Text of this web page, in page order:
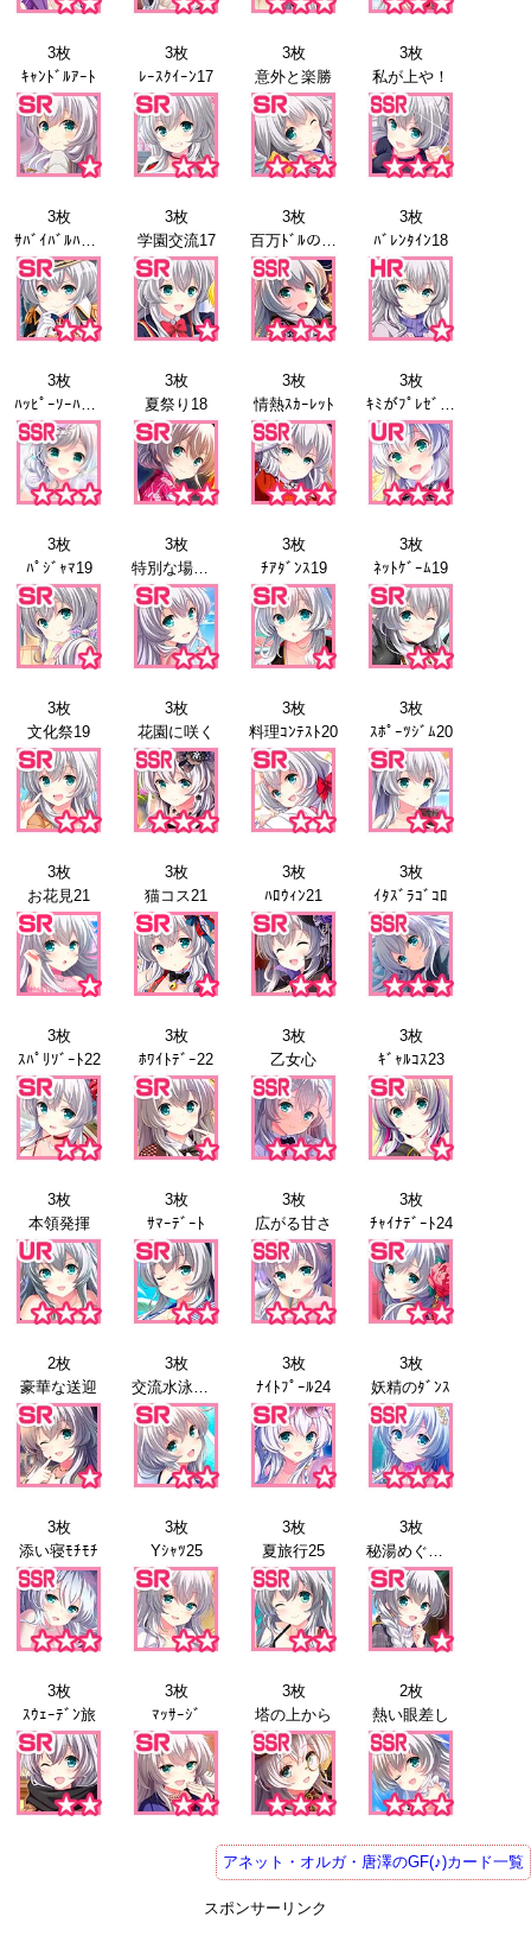
3枚
ｷｬﾝﾄﾞﾙｱｰﾄ
3枚
ﾚｰｽｸｲｰﾝ17
3枚
意外と楽勝
3枚
私が上や！
3枚
ｻﾊﾞｲﾊﾞﾙﾊﾞﾄﾙ17
3枚
学園交流17
3枚
百万ﾄﾞﾙの…
3枚
ﾊﾞﾚﾝﾀｲﾝ18
3枚
ﾊｯﾋﾟｰｿｰﾊｯﾋﾟｰ
3枚
夏祭り18
3枚
情熱ｽｶｰﾚｯﾄ
3枚
ｷﾐがﾌﾟﾚｾﾞﾝﾄ
3枚
ﾊﾟｼﾞｬﾏ19
3枚
特別な場所19
3枚
ﾁｱﾀﾞﾝｽ19
3枚
ﾈｯﾄｹﾞｰﾑ19
3枚
文化祭19
3枚
花園に咲く
3枚
料理ｺﾝﾃｽﾄ20
3枚
ｽﾎﾟｰﾂｼﾞﾑ20
3枚
お花見21
3枚
猫コス21
3枚
ﾊﾛｳｨﾝ21
3枚
ｲﾀｽﾞﾗｺﾞｺﾛ
3枚
ｽﾊﾟﾘｿﾞｰﾄ22
3枚
ﾎﾜｲﾄﾃﾞｰ22
3枚
乙女心
3枚
ｷﾞｬﾙｺｽ23
3枚
本領発揮
3枚
ｻﾏｰﾃﾞｰﾄ
3枚
広がる甘さ
3枚
ﾁｬｲﾅﾃﾞｰﾄ24
2枚
豪華な送迎
3枚
交流水泳会24
3枚
ﾅｲﾄﾌﾟｰﾙ24
3枚
妖精のﾀﾞﾝｽ
3枚
添い寝ﾓﾁﾓﾁ
3枚
Yｼｬﾂ25
3枚
夏旅行25
3枚
秘湯めぐり25
3枚
ｽｳｪｰﾃﾞﾝ旅
3枚
ﾏｯｻｰｼﾞ
3枚
塔の上から
2枚
熱い眼差し
アネット・オルガ・唐澤のGF(♪)カード一覧
スポンサーリンク